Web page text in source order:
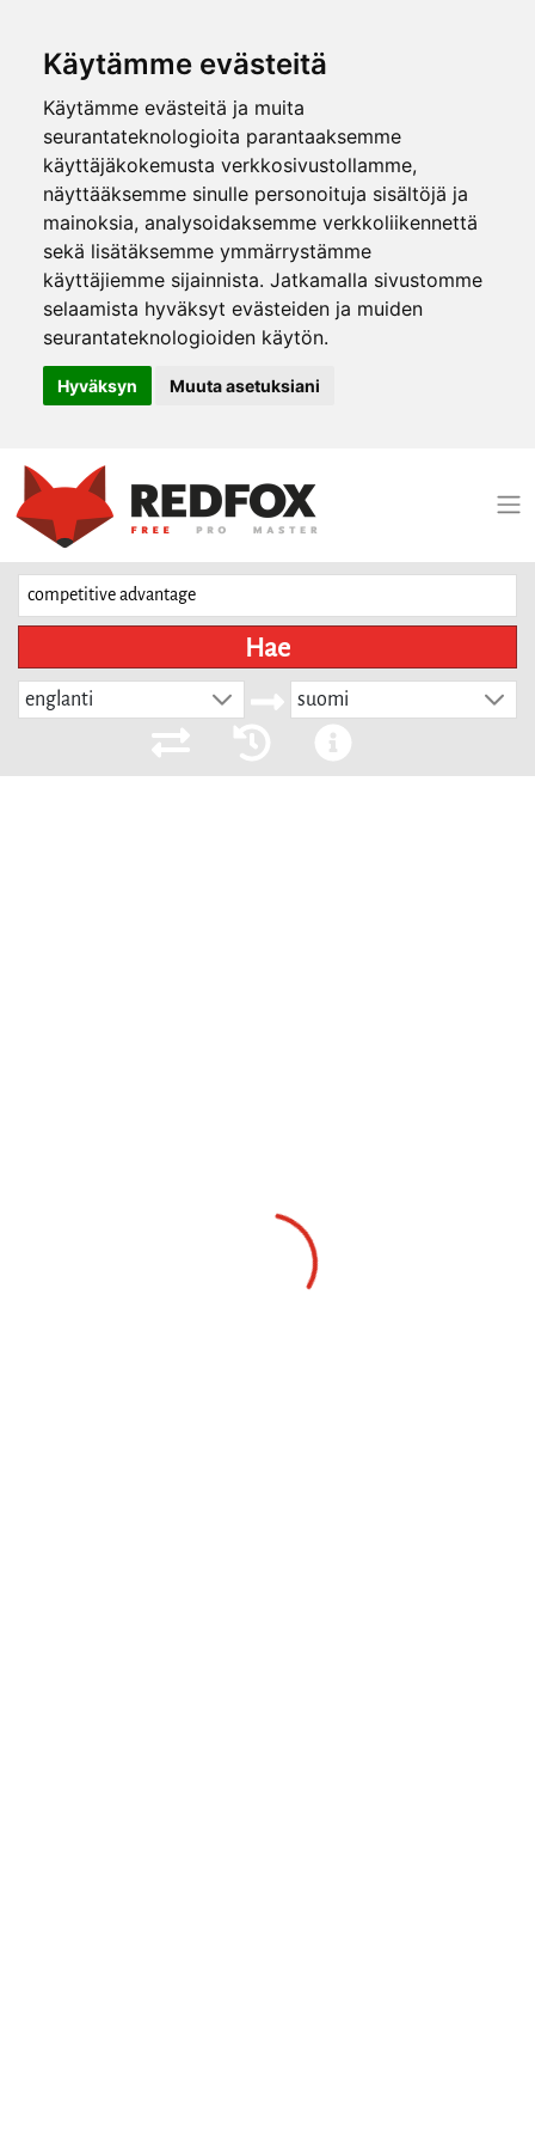
Käytämme evästeitä
Käytämme evästeitä ja muita
seurantateknologioita parantaaksemme
käyttäjäkokemusta verkkosivustollamme,
näyttääksemme sinulle personoituja sisältöjä ja
mainoksia, analysoidaksemme verkkoliikennettä
sekä lisätäksemme ymmärrystämme
käyttäjiemme sijainnista. Jatkamalla sivustomme
selaamista hyväksyt evästeiden ja muiden
seurantateknologioiden käytön.
Hyväksyn Muuta asetuksiani
Hae
englanti suomi